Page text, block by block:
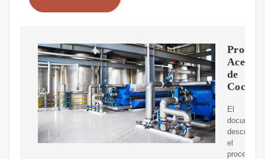
Proceso
Aceite
de
Coco
El
documento
describe
el
proceso